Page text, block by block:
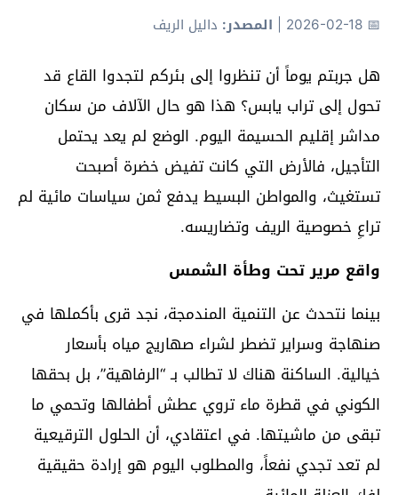
📅 2026-02-18
| المصدر: داليل الريف
هل جربتم يوماً أن تنظروا إلى بئركم لتجدوا القاع قد
تحول إلى تراب يابس؟ هذا هو حال الآلاف من سكان
مداشر إقليم الحسيمة اليوم. الوضع لم يعد يحتمل
التأجيل، فالأرض التي كانت تفيض خضرة أصبحت
تستغيث، والمواطن البسيط يدفع ثمن سياسات مائية لم
تراعِ خصوصية الريف وتضاريسه.
واقع مرير تحت وطأة الشمس
بينما نتحدث عن التنمية المندمجة، نجد قرى بأكملها في
صنهاجة وسراير تضطر لشراء صهاريج مياه بأسعار
خيالية. الساكنة هناك لا تطالب بـ “الرفاهية”، بل بحقها
الكوني في قطرة ماء تروي عطش أطفالها وتحمي ما
تبقى من ماشيتها. في اعتقادي، أن الحلول الترقيعية
لم تعد تجدي نفعاً، والمطلوب اليوم هو إرادة حقيقية